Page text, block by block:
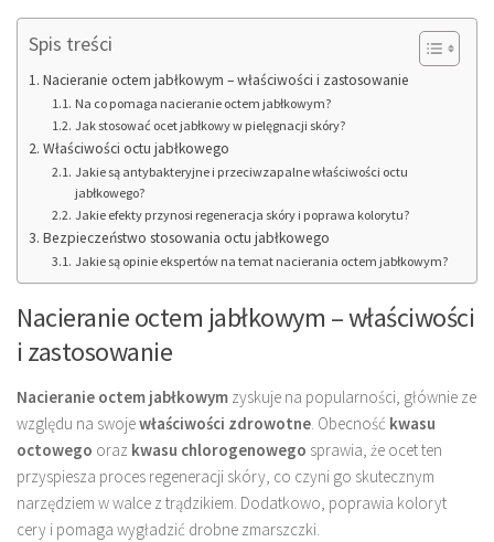
Spis treści
Nacieranie octem jabłkowym – właściwości i zastosowanie
Na co pomaga nacieranie octem jabłkowym?
Jak stosować ocet jabłkowy w pielęgnacji skóry?
Właściwości octu jabłkowego
Jakie są antybakteryjne i przeciwzapalne właściwości octu
jabłkowego?
Jakie efekty przynosi regeneracja skóry i poprawa kolorytu?
Bezpieczeństwo stosowania octu jabłkowego
Jakie są opinie ekspertów na temat nacierania octem jabłkowym?
Nacieranie octem jabłkowym – właściwości
i zastosowanie
Nacieranie octem jabłkowym zyskuje na popularności, głównie ze
względu na swojewłaściwości zdrowotne. Obecność kwasu
octowego oraz kwasu chlorogenowego sprawia, że ocet ten
przyspiesza proces regeneracji skóry, co czyni go skutecznym
narzędziem w walce z trądzikiem. Dodatkowo, poprawia koloryt
cery i pomaga wygładzić drobne zmarszczki.